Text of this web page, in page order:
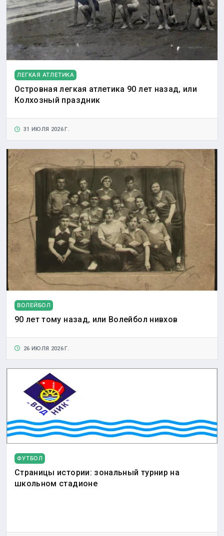
ЛЕГКАЯ АТЛЕТИКА
Островная легкая атлетика 90 лет назад, или
Колхозный праздник
31 ИЮЛЯ 2026 Г.
ВОЛЕЙБОЛ
90 лет тому назад, или Волейбол нивхов
26 ИЮЛЯ 2026 Г.
ФУТБОЛ
Страницы истории: зональный турнир на
школьном стадионе